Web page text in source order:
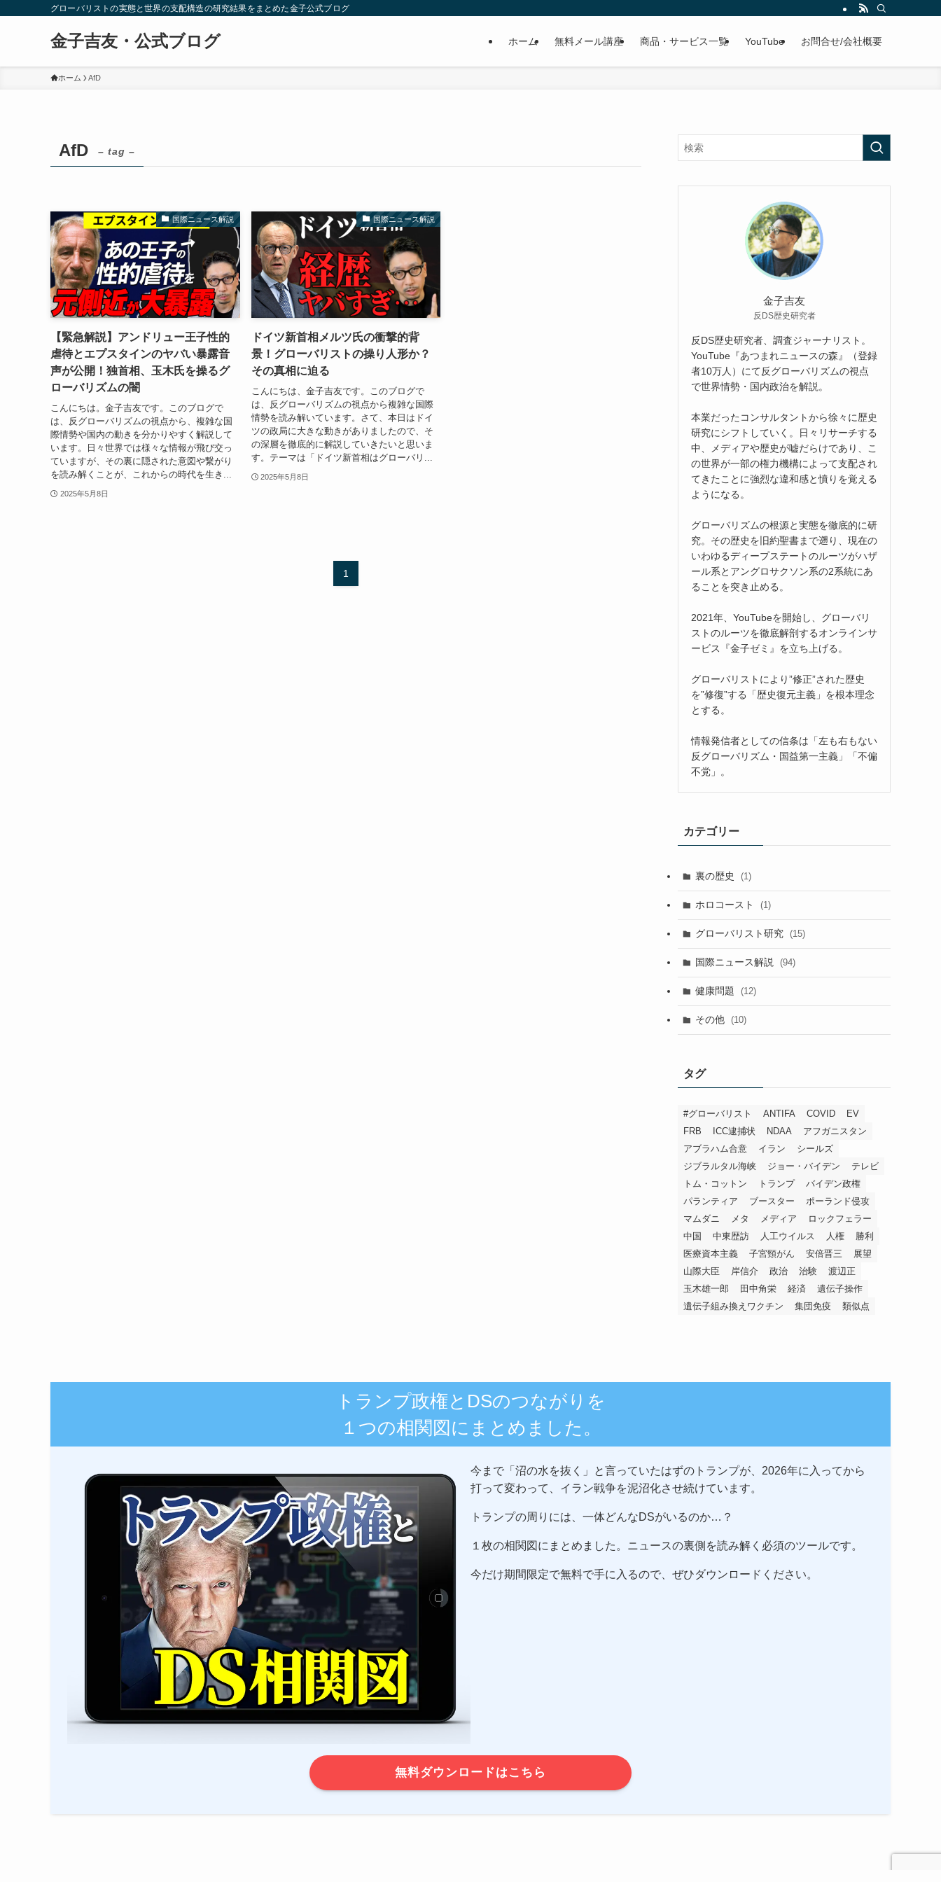
グローバリストの実態と世界の支配構造の研究結果をまとめた金子公式ブログ
金子吉友・公式ブログ ホーム 無料メール講座 商品・サービス一覧 YouTube お問合せ/会社概要
ホーム AfD
AfD – tag –
国際ニュース解説
【緊急解説】アンドリュー王子性的
虐待とエプスタインのヤバい暴露音
声が公開！独首相、玉木氏を操るグ
ローバリズムの闇
こんにちは。金子吉友です。このブログで
は、反グローバリズムの視点から、複雑な国
際情勢や国内の動きを分かりやすく解説して
います。日々世界では様々な情報が飛び交っ
ていますが、その裏に隠された意図や繋がり
を読み解くことが、これからの時代を生き...
2025年5月8日
国際ニュース解説
ドイツ新首相メルツ氏の衝撃的背
景！グローバリストの操り人形か？
その真相に迫る
こんにちは、金子吉友です。このブログで
は、反グローバリズムの視点から複雑な国際
情勢を読み解いています。さて、本日はドイ
ツの政局に大きな動きがありましたので、そ
の深層を徹底的に解説していきたいと思いま
す。テーマは「ドイツ新首相はグローバリ...
2025年5月8日
1
金子吉友
反DS歴史研究者
反DS歴史研究者、調査ジャーナリスト。
YouTube『あつまれニュースの森』（登録
者10万人）にて反グローバリズムの視点
で世界情勢・国内政治を解説。
本業だったコンサルタントから徐々に歴史
研究にシフトしていく。日々リサーチする
中、メディアや歴史が嘘だらけであり、こ
の世界が一部の権力機構によって支配され
てきたことに強烈な違和感と憤りを覚える
ようになる。
グローバリズムの根源と実態を徹底的に研
究。その歴史を旧約聖書まで遡り、現在の
いわゆるディープステートのルーツがハザ
ール系とアングロサクソン系の2系統にあ
ることを突き止める。
2021年、YouTubeを開始し、グローバリ
ストのルーツを徹底解剖するオンラインサ
ービス『金子ゼミ』を立ち上げる。
グローバリストにより”修正”された歴史
を”修復”する「歴史復元主義」を根本理念
とする。
情報発信者としての信条は「左も右もない
反グローバリズム・国益第一主義」「不偏
不党」。
カテゴリー
裏の歴史 (1)
ホロコースト (1)
グローバリスト研究 (15)
国際ニュース解説 (94)
健康問題 (12)
その他 (10)
タグ
#グローバリスト ANTIFA COVID
EV
FRB
ICC逮捕状 NDAA
アフガニスタン
アブラハム合意
イラン
シールズ
ジブラルタル海峡
ジョー・バイデン
テレビ
トム・コットン
トランプ
バイデン政権
パランティア
ブースター
ポーランド侵攻
マムダニ
メタ メディア
ロックフェラー
中国
中東歴訪 人工ウイルス 人権
勝利
医療資本主義
子宮頸がん 安倍晋三
展望
山際大臣
岸信介 政治 治験
渡辺正
玉木雄一郎
田中角栄 経済
遺伝子操作
遺伝子組み換えワクチン
集団免疫 類似点
トランプ政権とDSのつながりを
１つの相関図にまとめました。
今まで「沼の水を抜く」と言っていたはずのトランプが、2026年に入ってから
打って変わって、イラン戦争を泥沼化させ続けています。
トランプの周りには、一体どんなDSがいるのか…？
１枚の相関図にまとめました。ニュースの裏側を読み解く必須のツールです。
今だけ期間限定で無料で手に入るので、ぜひダウンロードください。
無料ダウンロードはこちら